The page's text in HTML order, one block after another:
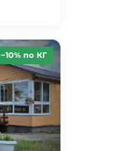
−10% по КГ